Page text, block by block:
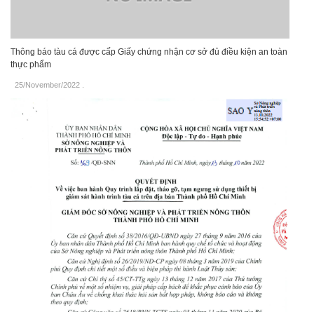
Thông báo tàu cá được cấp Giấy chứng nhận cơ sở đủ điều kiện an toàn
thực phẩm
25/November/2022